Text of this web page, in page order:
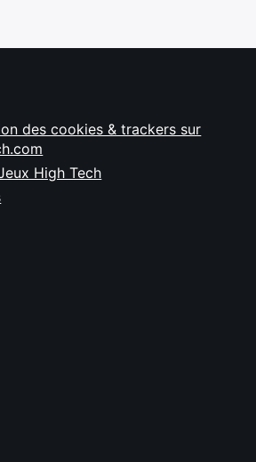
des cookies & trackers sur
High Tech